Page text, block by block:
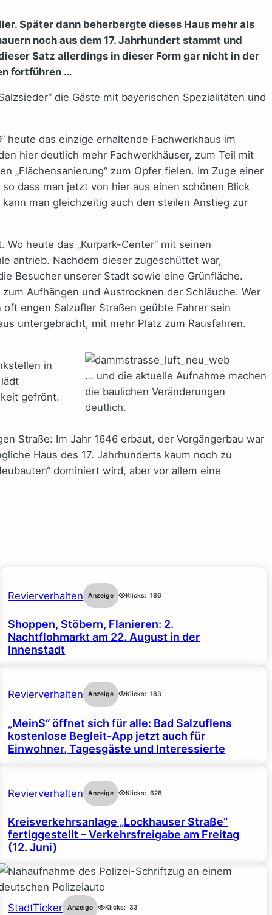
Später dann beherbergte dieses Haus mehr als
noch aus dem 17. Jahrhundert stammt und
Satz allerdings in dieser Form gar nicht in der
fortführen …
die Gäste mit bayerischen Spezialitäten und
heute das einzige erhaltende Fachwerkhaus im
hier deutlich mehr Fachwerkhäuser, zum Teil mit
„Flächensanierung“ zum Opfer fielen. Im Zuge einer
dass man jetzt von hier aus einen schönen Blick
man gleichzeitig auch den steilen Anstieg zur
heute das „Kurpark-Center“ mit seinen
antrieb. Nachdem dieser zugeschüttet war,
Besucher unserer Stadt sowie eine Grünfläche.
Aufhängen und Austrocknen der Schläuche. Wer
engen Salzufler Straßen geübte Fahrer sein
untergebracht, mit mehr Platz zum Rausfahren.
… und die aktuelle Aufnahme machen
die baulichen Veränderungen
deutlich.
in
gefrönt.
Straße: Im Jahr 1646 erbaut, der Vorgängerbau war
Haus des 17. Jahrhunderts kaum noch zu
dominiert wird, aber vor allem eine
Revierverhalten Anzeige Klicks: 186
Shoppen, Stöbern, Flanieren: 2.
Nachtflohmarkt am 22. August in der
Innenstadt
Revierverhalten Anzeige Klicks: 183
„MeinS“ öffnet sich für alle: Bad Salzuflens
kostenlose Begleit-App jetzt auch für
Einwohner, Tagesgäste und Interessierte
Revierverhalten Anzeige Klicks: 628
Kreisverkehrsanlage „Lockhauser Straße“
fertiggestellt – Verkehrsfreigabe am Freitag
(12. Juni)
StadtTicker Anzeige Klicks: 33